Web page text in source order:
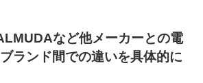
など他メーカーとの電
ランド間での違いを具体的に